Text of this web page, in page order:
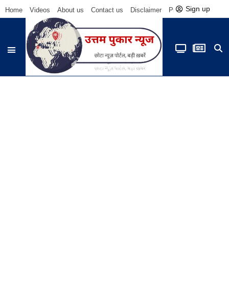
Home Videos About us Contact us Disclaimer Privacy Policy
Sign up